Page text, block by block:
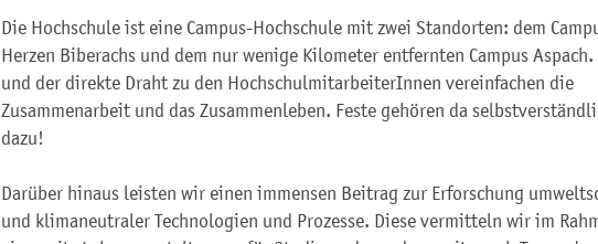
Die Hochschule ist eine Campus-Hochschule mit zwei Standorten: dem
Herzen Biberachs und dem nur wenige Kilometer entfernten Campus Aspach.
und der direkte Draht zu den HochschulmitarbeiterInnen vereinfachen die
Zusammenarbeit und das Zusammenleben. Feste gehören da
dazu!
Darüber hinaus leisten wir einen immensen Beitrag zur Erforschung
und klimaneutraler Technologien und Prozesse. Diese vermitteln wir im